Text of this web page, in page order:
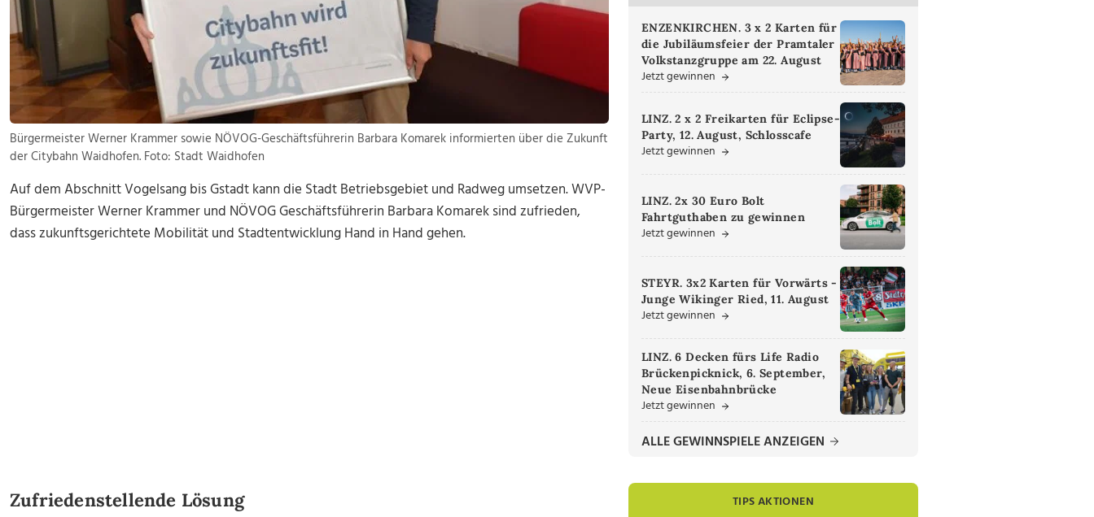
Bürgermeister Werner Krammer sowie NÖVOG-Geschäftsführerin Barbara Komarek informierten über die Zukunft
der Citybahn Waidhofen. Foto: Stadt Waidhofen
Auf dem Abschnitt Vogelsang bis Gstadt kann die Stadt Betriebsgebiet und Radweg umsetzen. WVP-
Bürgermeister Werner Krammer und NÖVOG Geschäftsführerin Barbara Komarek sind zufrieden,
dass zukunftsgerichtete Mobilität und Stadtentwicklung Hand in Hand gehen.
Zufriedenstellende Lösung
ENZENKIRCHEN. 3 x 2 Karten für
die Jubiläumsfeier der Pramtaler
Volkstanzgruppe am 22. August
Jetzt gewinnen
LINZ. 2 x 2 Freikarten für Eclipse-
Party, 12. August, Schlosscafe
Jetzt gewinnen
LINZ. 2x 30 Euro Bolt
Fahrtguthaben zu gewinnen
Jetzt gewinnen
STEYR. 3x2 Karten für Vorwärts -
Junge Wikinger Ried, 11. August
Jetzt gewinnen
LINZ. 6 Decken fürs Life Radio
Brückenpicknick, 6. September,
Neue Eisenbahnbrücke
Jetzt gewinnen
ALLE GEWINNSPIELE ANZEIGEN
TIPS AKTIONEN